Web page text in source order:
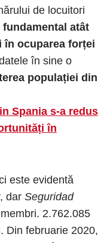
de locuitori
atât
în ocuparea forței
în sine o
populației din
Spania s-a redus
în
este evidentă
dar Seguridad
2.762.085
Din februarie 2020,